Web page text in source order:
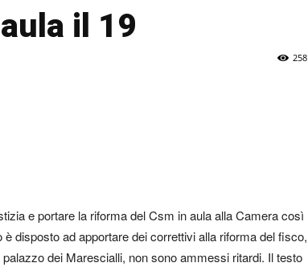
il 19
258
e portare la riforma del Csm in aula alla Camera così
disposto ad apportare dei correttivi alla riforma del fisco,
dei Marescialli, non sono ammessi ritardi. Il testo